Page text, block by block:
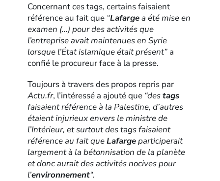
Concernant ces tags, certains faisaient
référence au fait que “Lafargea été mise en
examen (…) pour des activités que
l’entreprise avait maintenues en Syrie
lorsque l’État islamique était présent” a
confié le procureur face à la presse.
Toujours à travers des propos repris par
Actu.fr, l’intéressé a ajouté que “destags
faisaient référence à la Palestine, d’autres
étaient injurieux envers le ministre de
l’Intérieur, et surtout des tags faisaient
référence au fait queLafargeparticiperait
largement à la bétonnisation de la planète
et donc aurait des activités nocives pour
l’environnement“.